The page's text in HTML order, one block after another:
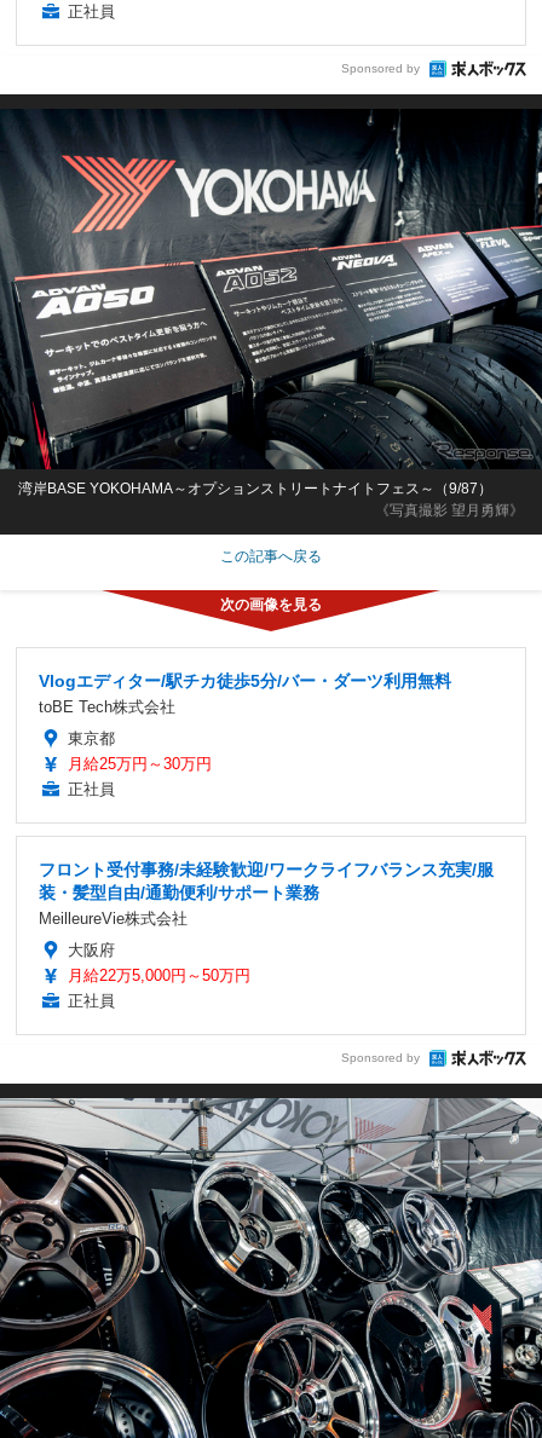
正社員
Sponsored by
《写真撮影 望月勇輝》
湾岸BASE YOKOHAMA～オプションストリートナイトフェス～（9/87）
この記事へ戻る
Vlogエディター/駅チカ徒歩5分/バー・ダーツ利用無料
toBE Tech株式会社
東京都
月給25万円～30万円
正社員
フロント受付事務/未経験歓迎/ワークライフバランス充実/服
装・髪型自由/通勤便利/サポート業務
MeilleureVie株式会社
大阪府
月給22万5,000円～50万円
正社員
Sponsored by